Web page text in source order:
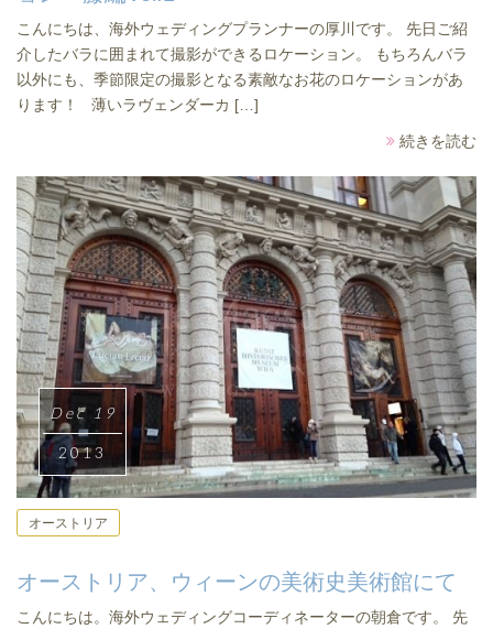
こんにちは、海外ウェディングプランナーの厚川です。 先日ご紹
介したバラに囲まれて撮影ができるロケーション。 もちろんバラ
以外にも、季節限定の撮影となる素敵なお花のロケーションがあ
ります！ 薄いラヴェンダーカ […]
続きを読む
Dec 19
2013
オーストリア
オーストリア、ウィーンの美術史美術館にて
こんにちは。海外ウェディングコーディネーターの朝倉です。 先